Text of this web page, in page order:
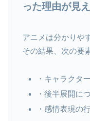
った理由が見
アニメは分かりや
その結果、次の要
・キャラクタ
・後半展開に
・感情表現の